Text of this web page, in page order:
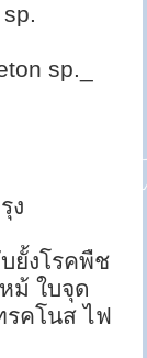
sp._
ง
ยั้งโรคพืช
ม้ ใบจุด
คโนส ไฟ